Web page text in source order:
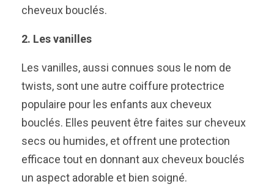
cheveux bouclés.
2. Les vanilles
Les vanilles, aussi connues sous le nom de
twists, sont une autre coiffure protectrice
populaire pour les enfants aux cheveux
bouclés. Elles peuvent être faites sur cheveux
secs ou humides, et offrent une protection
efficace tout en donnant aux cheveux bouclés
un aspect adorable et bien soigné.